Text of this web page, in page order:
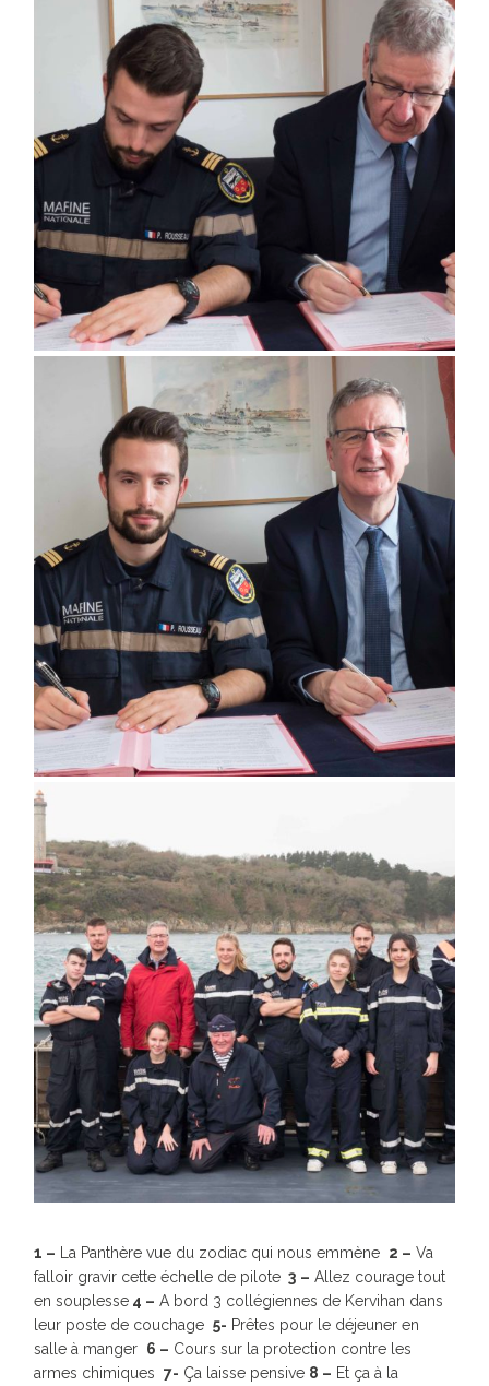
1 – La Panthère vue du zodiac qui nous emmène 2 – Va
falloir gravir cette échelle de pilote 3 – Allez courage tout
en souplesse 4 – A bord 3 collégiennes de Kervihan dans
leur poste de couchage5- Prêtes pour le déjeuner en
salle à manger 6 – Cours sur la protection contre les
armes chimiques7- Ça laisse pensive 8 – Et ça à la